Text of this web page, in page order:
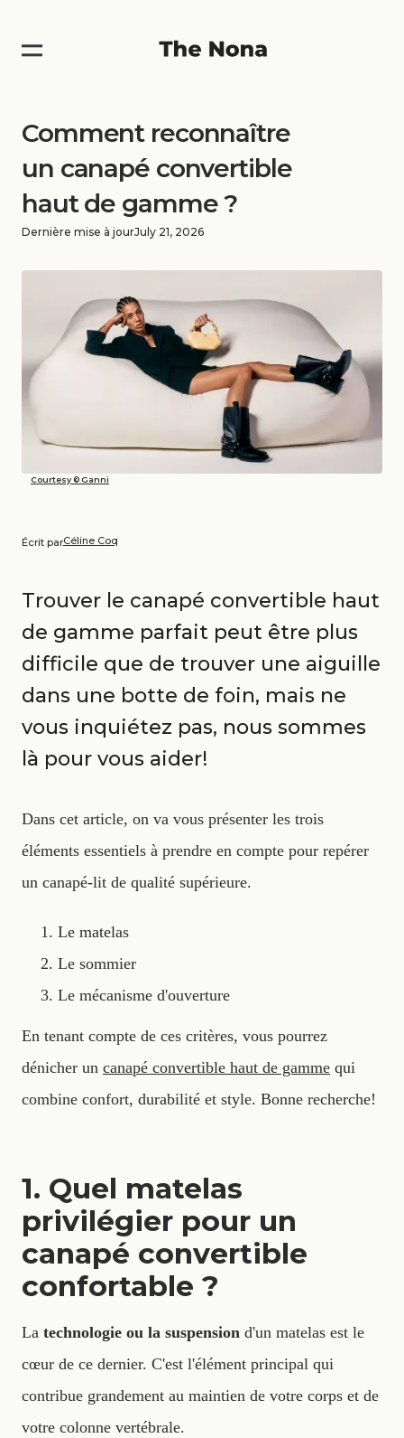
Comment reconnaître
un canapé convertible
haut de gamme ?
Dernière mise à jourJuly 21, 2026
Courtesy © Ganni
Écrit parCéline Coq
Trouver le canapé convertible haut
de gamme parfait peut être plus
difficile que de trouver une aiguille
dans une botte de foin, mais ne
vous inquiétez pas, nous sommes
là pour vous aider!
Dans cet article, on va vous présenter les trois
éléments essentiels à prendre en compte pour repérer
un canapé-lit de qualité supérieure.
Le matelas
Le sommier
Le mécanisme d'ouverture
En tenant compte de ces critères, vous pourrez
dénicher un canapé convertible haut de gamme qui
combine confort, durabilité et style. Bonne recherche!
1. Quel matelas
privilégier pour un
canapé convertible
confortable ?
La technologie ou la suspension d'un matelas est le
cœur de ce dernier. C'est l'élément principal qui
contribue grandement au maintien de votre corps et de
votre colonne vertébrale.